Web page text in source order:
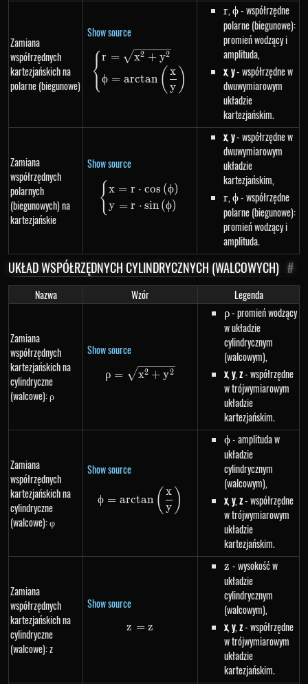
Zamiana
współrzędnych
kartezjańskich na
polarne (biegunowe)
Show source
⎩
⎨⎧r = x2 + y2
ϕ = arctan ( y
x )
r
r,\phi
ϕ- współrzędne
polarne (biegunowe):
promień wodzący i
amplituda,
x,y- współrzędne w
dwuwymiarowym
układzie
kartezjańskim.
Zamiana
współrzędnych
polarnych
(biegunowych) na
kartezjańskie
Show source
\begin{dcases}x=r \cdot
{x = r ⋅ cos (ϕ)
y = r ⋅ sin(ϕ)
x,y- współrzędne w
dwuwymiarowym
układzie
kartezjańskim,
r
r,\phi
ϕ- współrzędne
polarne (biegunowe):
promień wodzący i
amplituda.
UKŁAD WSPÓŁRZĘDNYCH CYLINDRYCZNYCH (WALCOWYCH) #
Nazwa Wzór Legenda
Zamiana
współrzędnych
kartezjańskich na
cylindryczne
(walcowe): ρ
Show source
\rho=\sqrt{x^{2}+y^{2}}
ρ = x2 + y2
\rho
ρ- promień wodzący
w układzie
cylindrycznym
(walcowym),
x,y,z- współrzędne
w trójwymiarowym
układzie
kartezjańskim.
Zamiana
współrzędnych
kartezjańskich na
cylindryczne
(walcowe): φ
Show source
ϕ = arctan ( y
x )
\phi
ϕ- amplituda w
układzie
cylindrycznym
(walcowym),
x,y,z- współrzędne
w trójwymiarowym
układzie
kartezjańskim.
Zamiana
współrzędnych
kartezjańskich na
cylindryczne
(walcowe): z
Show source
z=z
z = z
z
z - wysokość w
układzie
cylindrycznym
(walcowym),
x,y,z- współrzędne
w trójwymiarowym
układzie
kartezjańskim.